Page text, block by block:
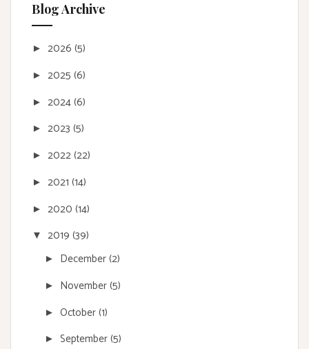
Blog Archive
► 2026 (5)
► 2025 (6)
► 2024(6)
► 2023 (5)
► 2022(22)
► 2021 (14)
► 2020 (14)
▼ 2019 (39)
► December(2)
► November(5)
► October(1)
► September(5)